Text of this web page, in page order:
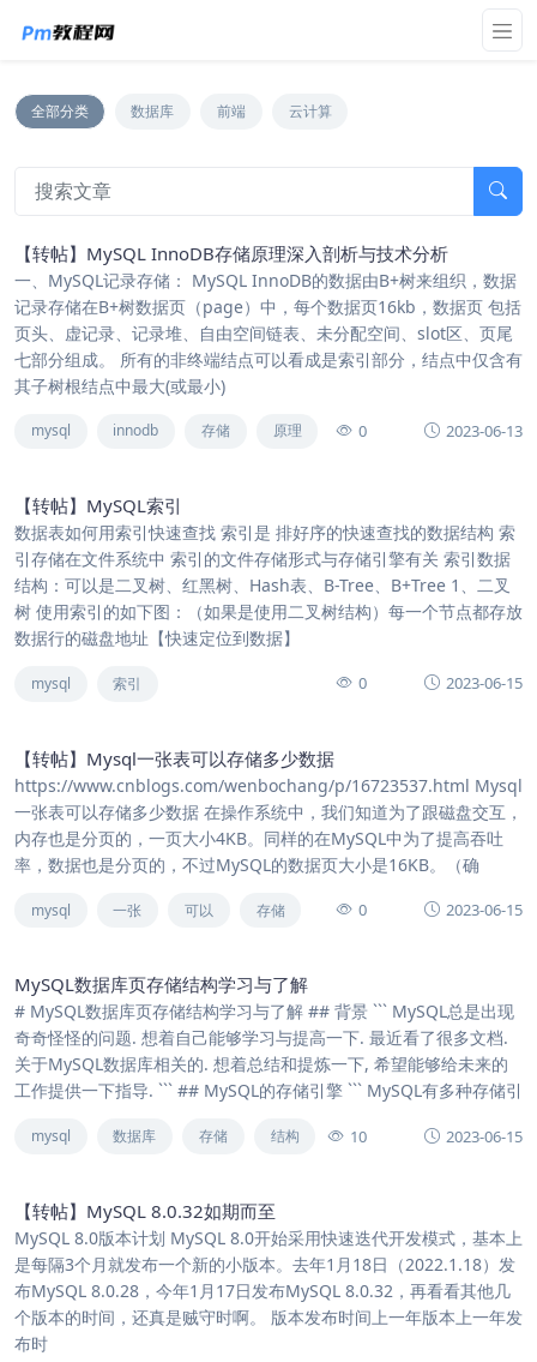
全部分类 数据库 前端 云计算
【转帖】MySQL InnoDB存储原理深入剖析与技术分析
一、MySQL记录存储： MySQL InnoDB的数据由B+树来组织，数据
记录存储在B+树数据页（page）中，每个数据页16kb，数据页 包括
页头、虚记录、记录堆、自由空间链表、未分配空间、slot区、页尾
七部分组成。 所有的非终端结点可以看成是索引部分，结点中仅含有
其子树根结点中最大(或最小)
mysql innodb 存储 原理 0 2023-06-13
【转帖】MySQL索引
数据表如何用索引快速查找 索引是 排好序的快速查找的数据结构 索
引存储在文件系统中 索引的文件存储形式与存储引擎有关 索引数据
结构：可以是二叉树、红黑树、Hash表、B-Tree、B+Tree 1、二叉
树 使用索引的如下图：（如果是使用二叉树结构）每一个节点都存放
数据行的磁盘地址【快速定位到数据】
mysql 索引 0 2023-06-15
【转帖】Mysql一张表可以存储多少数据
https://www.cnblogs.com/wenbochang/p/16723537.html Mysql
一张表可以存储多少数据 在操作系统中，我们知道为了跟磁盘交互，
内存也是分页的，一页大小4KB。同样的在MySQL中为了提高吞吐
率，数据也是分页的，不过MySQL的数据页大小是16KB。（确
mysql 一张 可以 存储 0 2023-06-15
MySQL数据库页存储结构学习与了解
# MySQL数据库页存储结构学习与了解 ## 背景 ``` MySQL总是出现
奇奇怪怪的问题. 想着自己能够学习与提高一下. 最近看了很多文档.
关于MySQL数据库相关的. 想着总结和提炼一下, 希望能够给未来的
工作提供一下指导. ``` ## MySQL的存储引擎 ``` MySQL有多种存储引
mysql 数据库 存储 结构 10 2023-06-15
【转帖】MySQL 8.0.32如期而至
MySQL 8.0版本计划 MySQL 8.0开始采用快速迭代开发模式，基本上
是每隔3个月就发布一个新的小版本。去年1月18日（2022.1.18）发
布MySQL 8.0.28，今年1月17日发布MySQL 8.0.32，再看看其他几
个版本的时间，还真是贼守时啊。 版本发布时间上一年版本上一年发
布时